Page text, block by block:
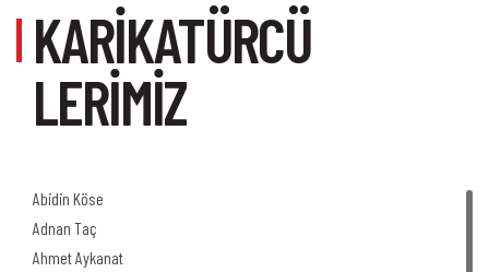
KARİKATÜRCÜ
LERİMİZ
Abidin Köse
Adnan Taç
Ahmet Aykanat